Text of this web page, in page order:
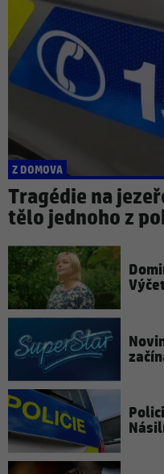
Z DOMOVA
Tragédie na
tělo jednoho z